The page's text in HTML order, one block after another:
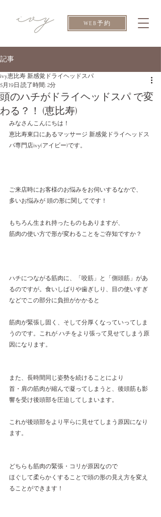
WEB予約
記事
頭のハチがドライヘッドスパ で変
わる？！ (恵比寿)
ivy恵比寿 新感覚ドライヘッドスパ
5月19日 読了時間: 2分
みなさんこんにちは！
恵比寿東口にあるマッサージ 新感覚ドライヘッドス
パ専門店ivy(アイビー)です。
ご来店時にお客様のお悩みをお伺いするなかで、
多いお悩みが 頭の形に関してです！
もちろん生まれ持ったものもありますが、
筋肉の使い方で形が変わることをご存知ですか？
ハチにつながる筋肉に、「咬筋」と「側頭筋」があ
るのですが。食いしばりや歯ぎしり、目の使いすぎ
などでこの部分に負担がかかると
筋肉が緊張し固く、そして分厚くなっていってしま
うのです。これが ハチをより張って見せてしまう原
因になります。
また、長時間同じ姿勢を続けることにより
首・肩の筋肉が縮んで凝ってしまうと、後頭筋も影
響を受け後頭部を圧迫してしまいます。
これが後頭部をより平らに見せてしまう原因になり
ます。
どちらも筋肉の緊張・コリが原因なので
ほぐして柔らかくすることで頭の形の見え方を変え
ることができます！